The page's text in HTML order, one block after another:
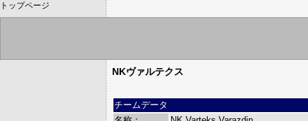
トップページ
NKヴァルテクス
チームデータ